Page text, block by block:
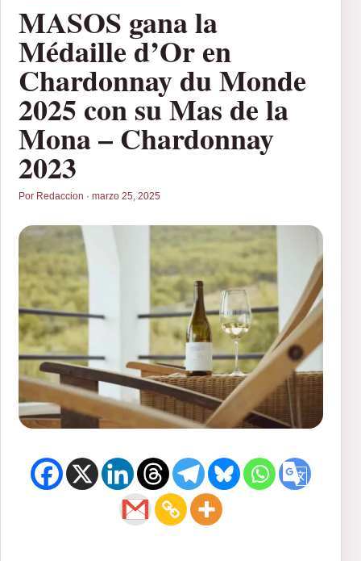
MASOS gana la
Médaille d’Or en
Chardonnay du Monde
2025 con su Mas de la
Mona – Chardonnay
2023
Por Redaccion · marzo 25, 2025